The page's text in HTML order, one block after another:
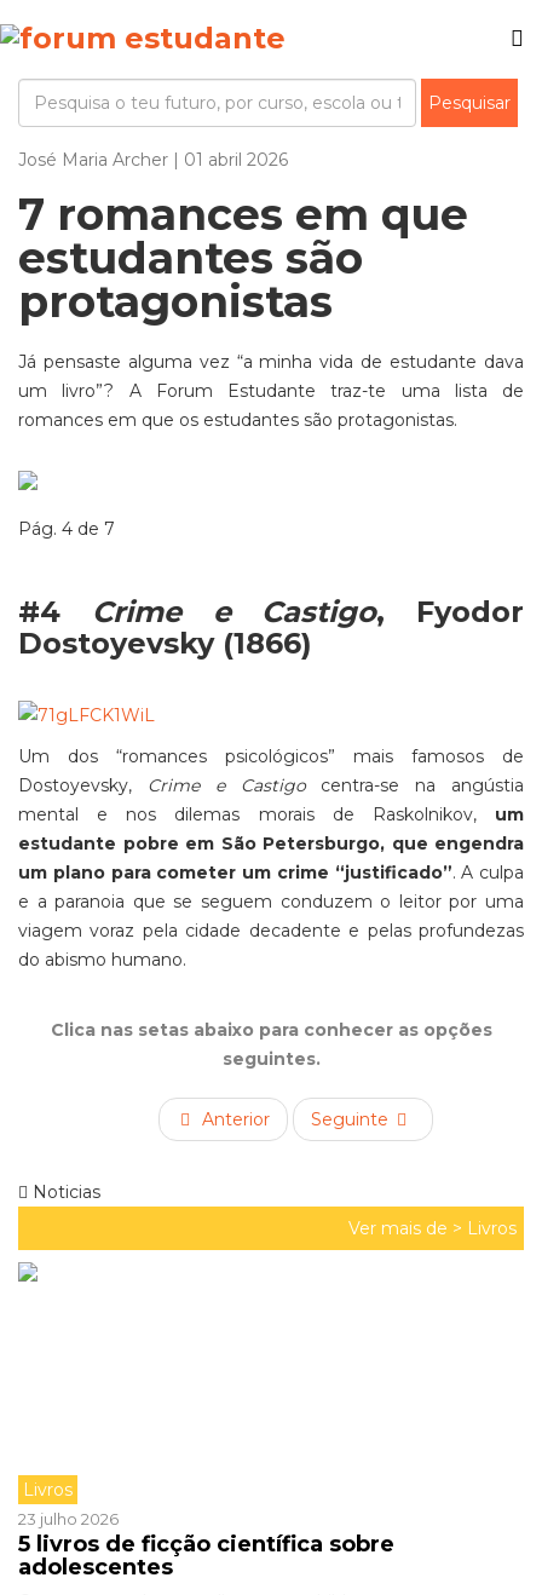
José Maria Archer | 01 abril 2026
7 romances em que
estudantes são
protagonistas
Já pensaste alguma vez “a minha vida de estudante dava
um livro”? A Forum Estudante traz-te uma lista de
romances em que os estudantes são protagonistas.
Pág. 4 de 7
#4 Crime e Castigo, Fyodor
Dostoyevsky (1866)
Um dos “romances psicológicos” mais famosos de
Dostoyevsky, Crime e Castigocentra-se na angústia
mental e nos dilemas morais de Raskolnikov, um
estudante pobre em São Petersburgo, que engendra
um plano para cometer um crime “justificado”. A culpa
e a paranoia que se seguem conduzem o leitor por uma
viagem voraz pela cidade decadente e pelas profundezas
do abismo humano.
Clica nas setas abaixo para conhecer as opções
seguintes.
Anterior Seguinte
Noticias
Ver mais de > Livros
Livros
23 julho 2026
5 livros de ficção científica sobre
adolescentes